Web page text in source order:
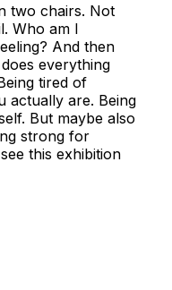
two chairs. Not
Who am I
And then
everything
tired of
actually are. Being
But maybe also
strong for
this exhibition